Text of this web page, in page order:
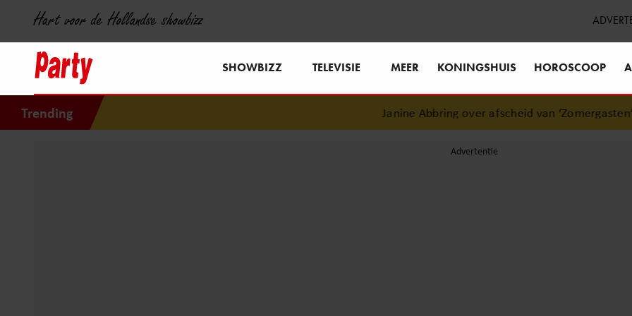
Hart voor de Hollandse showbizz
SHOWBIZZ TELEVISIE MEER KONINGSHUIS HOROSCOOP
Trending Janine Abbring over afscheid van ‘Zomergasten’: